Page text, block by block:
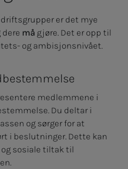
er det mye
dere må gjøre. Det er opp til
og ambisjonsnivået.
medlemmene i
Du deltar i
og sørger for at
i beslutninger. Dette kan
sosiale tiltak til